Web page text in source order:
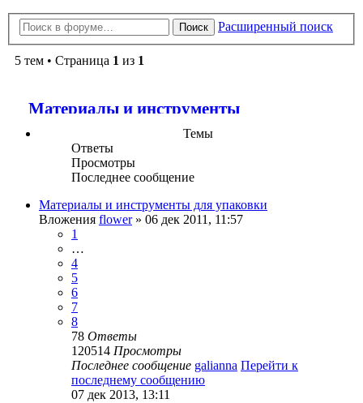
Поиск Расширенный поиск
5 тем • Страница 1 из 1
Материалы и инструменты
Темы
Ответы
Просмотры
Последнее сообщение
Материалы и инструменты для упаковки
Вложения flower» 06 дек 2011, 11:57
1
…
4
5
6
7
8
78 Ответы
120514 Просмотры
Последнее сообщение galianna Перейти к
последнему сообщению
07 дек 2013, 13:11